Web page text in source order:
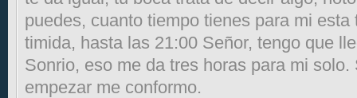
puedes, cuanto tiempo tienes para mi
timida, hasta las 21:00 Señor, tengo que
Sonrio, eso me da tres horas para mi
empezar me conformo.